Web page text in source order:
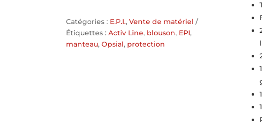
Catégories : E.P.I.,Vente de matériel
Étiquettes :Activ Line, blouson, EPI,
manteau,Opsial, protection